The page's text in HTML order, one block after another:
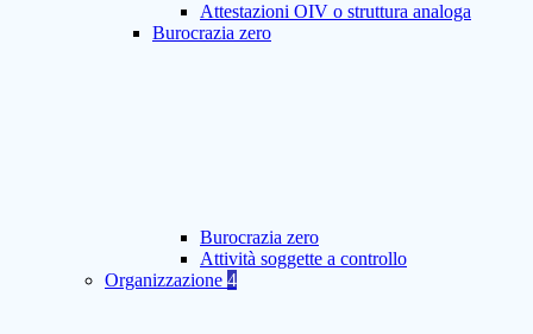
Attestazioni OIV o struttura analoga
Burocrazia zero
Burocrazia zero
Attività soggette a controllo
Organizzazione 4